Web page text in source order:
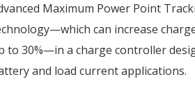
Maximum Power Point
can increase
to 30%—in a charge controller
and load current applications.